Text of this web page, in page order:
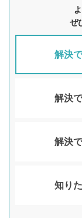
ぜ
解決
解決
解決
知り